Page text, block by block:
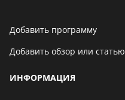
Добавить программу
Добавить обзор или статью
ИНФОРМАЦИЯ